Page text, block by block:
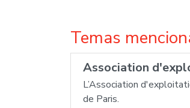
Temas
Association
L’Association
de Paris.